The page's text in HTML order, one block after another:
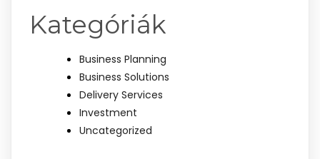
Kategóriák
Business Planning
Business Solutions
Delivery Services
Investment
Uncategorized